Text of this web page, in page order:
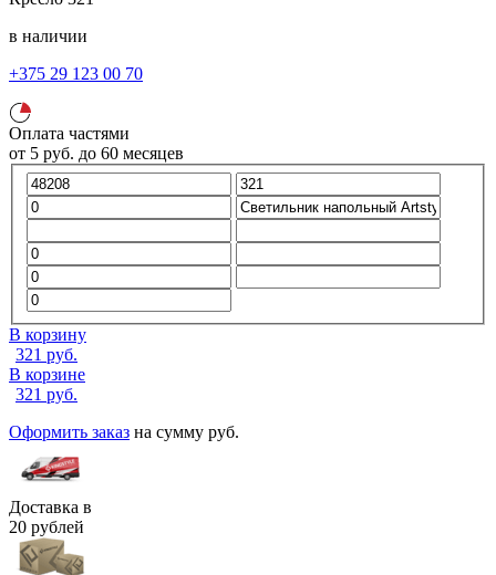
в наличии
+375 29 123 00 70
Оплата частями
от 5 руб. до 60 месяцев
В корзину
321 руб.
В корзине
321 руб.
Оформить заказ на сумму руб.
Доставка в
20 рублей